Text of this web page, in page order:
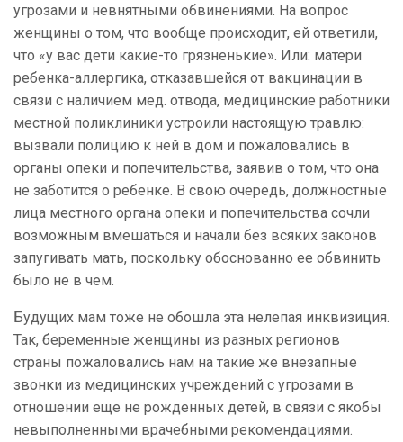
угрозами и невнятными обвинениями. На вопрос
женщины о том, что вообще происходит, ей ответили,
что «у вас дети какие-то грязненькие». Или: матери
ребенка-аллергика, отказавшейся от вакцинации в
связи с наличием мед. отвода, медицинские работники
местной поликлиники устроили настоящую травлю:
вызвали полицию к ней в дом и пожаловались в
органы опеки и попечительства, заявив о том, что она
не заботится о ребенке. В свою очередь, должностные
лица местного органа опеки и попечительства сочли
возможным вмешаться и начали без всяких законов
запугивать мать, поскольку обоснованно ее обвинить
было не в чем.
Будущих мам тоже не обошла эта нелепая инквизиция.
Так, беременные женщины из разных регионов
страны пожаловались нам на такие же внезапные
звонки из медицинских учреждений с угрозами в
отношении еще не рожденных детей, в связи с якобы
невыполненными врачебными рекомендациями.